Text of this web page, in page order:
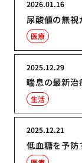
尿酸値の無
2026.01.16
医療
喘息の最新治
2025.12.29
生活
低血糖を予防
2025.12.21